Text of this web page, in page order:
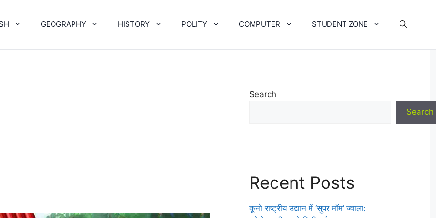
GEOGRAPHY HISTORY POLITY COMPUTER STUDENT ZONE
Search
Search
Recent Posts
कूनो राष्ट्रीय उद्यान में ‘सुपर मॉम’ ज्वाला: